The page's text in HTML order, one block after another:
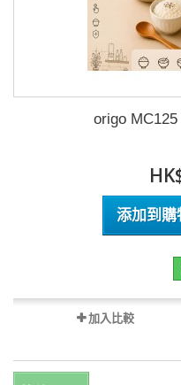
origo
添加到購
加入比較